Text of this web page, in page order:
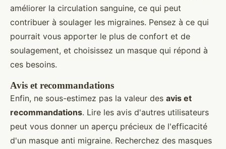
améliorer la circulation sanguine, ce qui peut
contribuer à soulager les migraines. Pensez à ce qui
pourrait vous apporter le plus de confort et de
soulagement, et choisissez un masque qui répond à
ces besoins.
Avis et recommandations
Enfin, ne sous-estimez pas la valeur des avis et
recommandations. Lire les avis d'autres utilisateurs
peut vous donner un aperçu précieux de l'efficacité
d'un masque anti migraine. Recherchez des masques